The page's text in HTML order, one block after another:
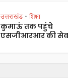
उत्तराखंड • शिक्षा
कुमाऊं तक पहुंचे
एसजीआरआर की